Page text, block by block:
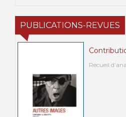
PUBLICATIONS-REVUES
Recueil